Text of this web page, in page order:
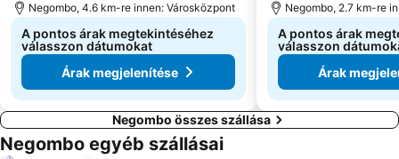
Negombo, 4.6 km-re innen: Városközpont
A pontos árak megtekintéséhez
válasszon dátumokat
Árak megjelenítése
Negombo, 2.7 km-re
A pontos árak
válasszon
Árak
Negombo összes szállása
Negombo egyéb szállásai